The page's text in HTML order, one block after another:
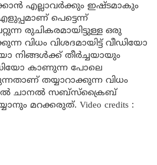
എല്ലാവർക്കും ഇഷ്ടമാകും
പെട്ടെന്ന്
രുചികരമായിട്ടുള്ള ഒരു
വിധം വിശദമായിട്ട് വീഡിയോ
നിങ്ങൾക്ക് തീർച്ചയായും
കാണുന്ന പോലെ
തയ്യാറാക്കുന്ന വിധം
ചാനൽ സബ്സ്ക്രൈബ്
മറക്കരുത്. Video credits :